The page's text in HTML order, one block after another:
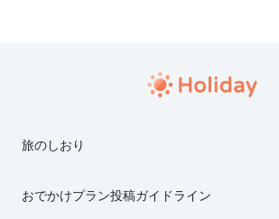
旅のしおり
おでかけプラン投稿ガイドライン